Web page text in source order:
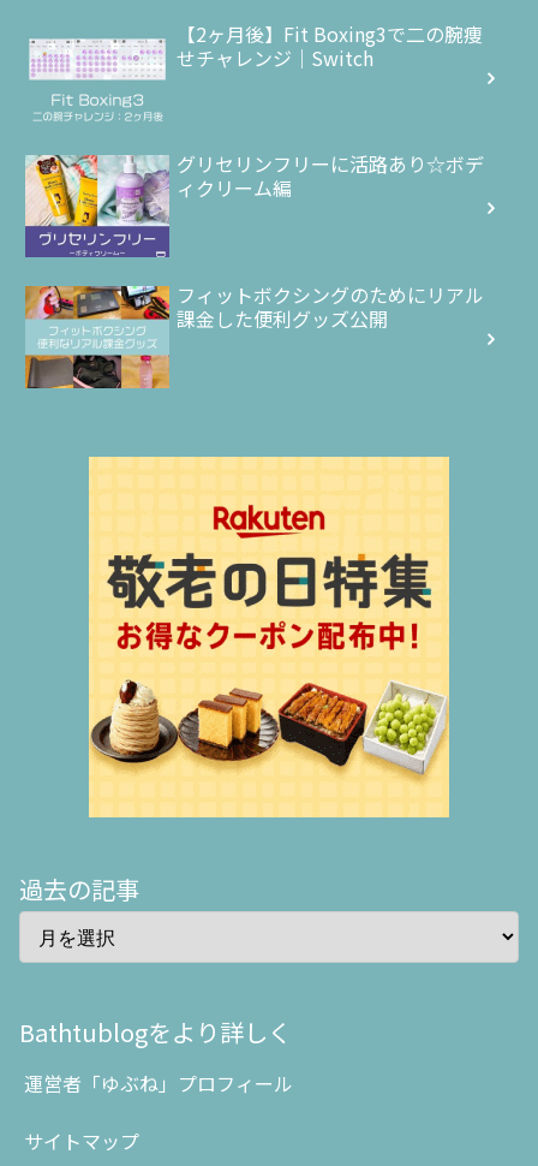
【2ヶ月後】Fit Boxing3で二の腕痩
せチャレンジ｜Switch
グリセリンフリーに活路あり☆ボデ
ィクリーム編
フィットボクシングのためにリアル
課金した便利グッズ公開
過去の記事
Bathtublogをより詳しく
運営者「ゆぶね」プロフィール
サイトマップ